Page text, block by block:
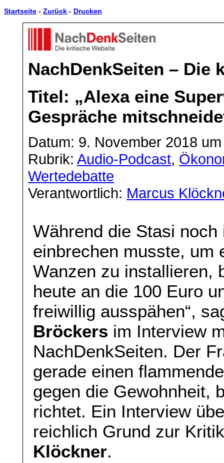
Startseite - Zurück - Drucken
NachDenkSeiten – Die
Titel: „Alexa eine
Gespräche
Datum: 9. November 2018
Rubrik:Audio-Podcast,
Wertedebatte
Verantwortlich: Marcus
Während die Stasi noch
einbrechen musste, um
Wanzen zu installieren,
heute an die 100 Euro
freiwillig ausspähen“,
Bröckers im Interview
NachDenkSeiten. Der
gerade einen
gegen die Gewohnheit,
richtet. Ein Interview
reichlich Grund zur
Klöckner.